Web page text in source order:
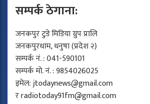
सम्पर्क ठेगाना:
जनकपुर टुडे मिडिया ग्रुप प्रालि
जनकपुरधाम, धनुषा (प्रदेश २)
सम्पर्क नं. : 041-590101
सम्पर्क मो. नं. : 9854026025
इमेल:jtodaynews@gmail.com
रradiotoday91fm@gmail.com